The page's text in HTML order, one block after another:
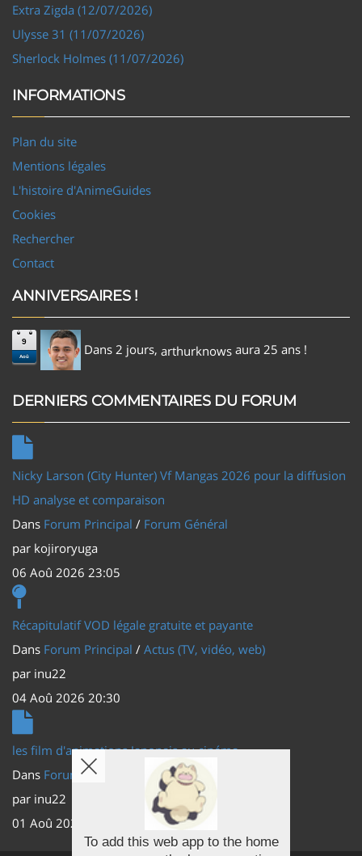
Extra Zigda (12/07/2026)
Ulysse 31 (11/07/2026)
Sherlock Holmes (11/07/2026)
INFORMATIONS
Plan du site
Mentions légales
L'histoire d'AnimeGuides
Cookies
Rechercher
Contact
ANNIVERSAIRES !
9
Aoû Dans 2 jours, arthurknows aura 25 ans !
DERNIERS COMMENTAIRES DU FORUM
Nicky Larson (City Hunter) Vf Mangas 2026 pour la diffusion
HD analyse et comparaison
Dans Forum Principal / Forum Général
par kojiroryuga
06 Aoû 2026 23:05
Récapitulatif VOD légale gratuite et payante
Dans Forum Principal / Actus (TV, vidéo, web)
par inu22
04 Aoû 2026 20:30
les film d'animations Japonais au cinéma
Dans Forum Principal
Actus (TV, vidéo, web)
par inu22
01 Aoû 2026 20:56
To add this web app to the home